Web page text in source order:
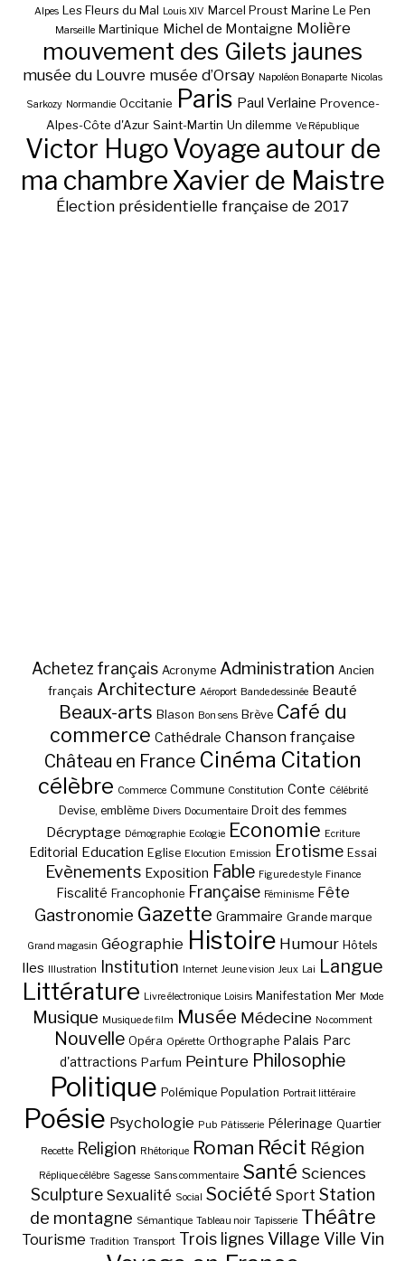
Alpes Les Fleurs du Mal Louis XIV Marcel Proust Marine Le Pen
Marseille Martinique Michel de Montaigne Molière
mouvement des Gilets jaunes
musée du Louvre musée d’Orsay Napoléon Bonaparte Nicolas
Sarkozy Normandie Occitanie Paris Paul Verlaine Provence-
Alpes-Côte d'Azur Saint-Martin Un dilemme Ve République
Victor HugoVoyage autour de
ma chambre Xavier de Maistre
Élection présidentielle française de 2017
Achetez français Acronyme Administration Ancien
français Architecture Aéroport Bande dessinée Beauté
Beaux-arts Blason Bon sens Brève Café du
commerce Cathédrale Chanson française
Château en France Cinéma Citation
célèbre Commerce Commune Constitution Conte Célébrité
Devise, emblème Divers Documentaire Droit des femmes
Décryptage Démographie Ecologie Economie Ecriture
Editorial Education Eglise Elocution Emission Erotisme Essai
Evènements Exposition Fable Figure de style Finance
Fiscalité Francophonie Française Féminisme Fête
Gastronomie Gazette Grammaire Grande marque
Grand magasin Géographie Histoire Humour Hôtels
Iles Illustration Institution Internet Jeune vision Jeux Lai Langue
Littérature Livre électronique Loisirs Manifestation Mer Mode
Musique Musique de film Musée Médecine No comment
Nouvelle Opéra Opérette Orthographe Palais Parc
d'attractions Parfum Peinture Philosophie
Politique Polémique Population Portrait littéraire
Poésie Psychologie Pub Pâtisserie Pélerinage Quartier
Recette Religion Rhétorique Roman Récit Région
Réplique célèbre Sagesse Sans commentaire Santé Sciences
Sculpture Sexualité Social Société Sport Station
de montagne Sémantique Tableau noir Tapisserie Théâtre
Tourisme Tradition Transport Trois lignes Village Ville Vin